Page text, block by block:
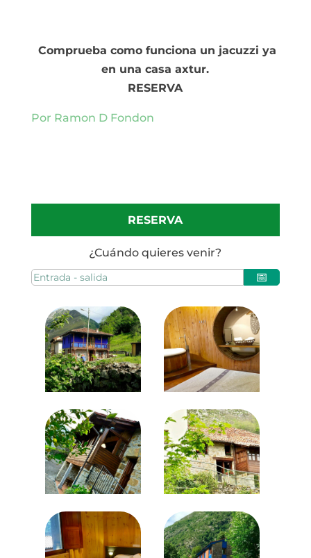
Comprueba como funciona un jacuzzi ya
en una casa axtur.
RESERVA
Por Ramon D Fondon
RESERVA
¿Cuándo quieres venir?
📅